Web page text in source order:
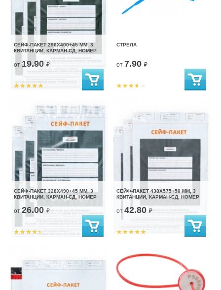
СЕЙФ-ПАКЕТ 296Х400+45 ММ, 3
КВИТАНЦИИ, КАРМАН-СД, НОМЕР
от 19.90₽
СТРЕЛА
от 7.90 ₽
СЕЙФ-ПАКЕТ 328Х490+45 ММ, 3
КВИТАНЦИИ, КАРМАН-СД, НОМЕР
от26.00 ₽
СЕЙФ-ПАКЕТ 438Х575+50 ММ, 3
КВИТАНЦИИ, КАРМАН-СД, НОМЕР
от 42.80 ₽